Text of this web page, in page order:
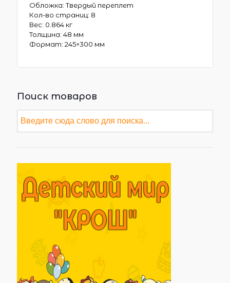
Обложка:Твердый переплет
Кол-во страниц: 8
Вес: 0.864 кг
Толщина:48 мм
Формат:245×300 мм
Поиск товаров